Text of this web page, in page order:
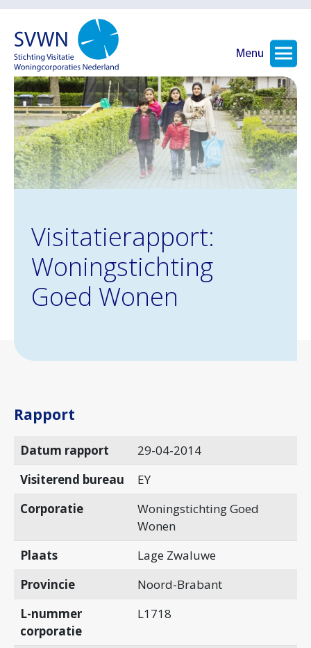
Menu
Visitatierapport:
Woningstichting
Goed Wonen
Rapport
Datum rapport
29-04-2014
Visiterend bureau
EY
Corporatie
Woningstichting Goed
Wonen
Plaats
Lage Zwaluwe
Provincie
Noord-Brabant
L-nummer
corporatie
L1718